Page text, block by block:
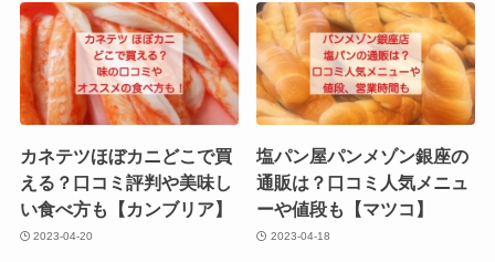
カネテツほぼカニどこで買
える？口コミ評判や美味し
い食べ方も【カンブリア】
2023-04-20
塩パン屋パンメゾン銀座の
通販は？口コミ人気メニュ
ーや値段も【マツコ】
2023-04-18